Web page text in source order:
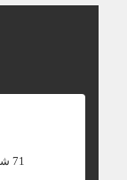
‎71 شارع محرم بك - محرم بك. الاسكندريه